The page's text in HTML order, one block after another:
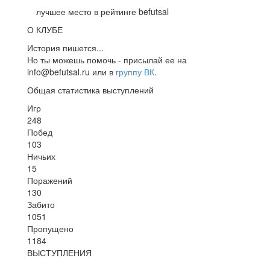
лучшее место в рейтинге befutsal
О КЛУБЕ
История пишется...
Но ты можешь помочь - присылай ее на
info@befutsal.ru или в группу ВК.
Общая статистика выступлений
Игр
248
Побед
103
Ничьих
15
Поражений
130
Забито
1051
Пропущено
1184
ВЫСТУПЛЕНИЯ